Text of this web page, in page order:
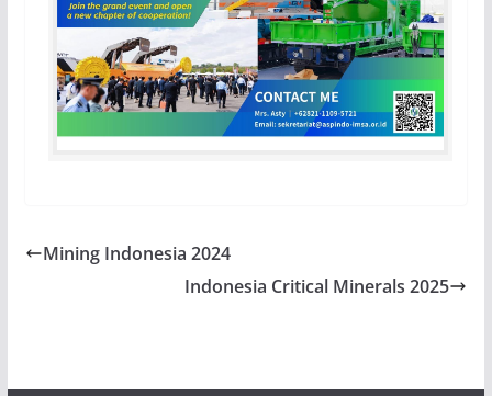
Mining Indonesia 2024
Indonesia Critical Minerals 2025
lokal IUJK (Izin Usaha Jasa Konstruksi) dan kualifikasi jasa